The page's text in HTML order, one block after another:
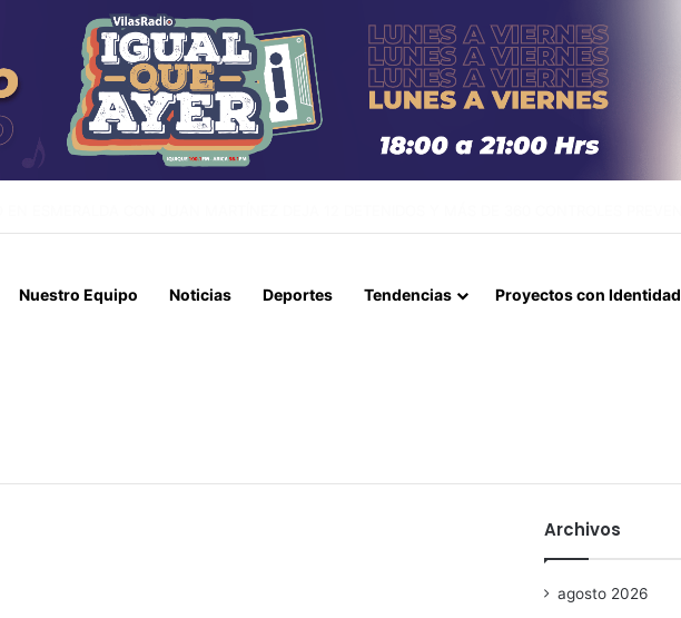
Nuestro Equipo Noticias Deportes Tendencias Proyectos con Identidad
Archivos
agosto 2026